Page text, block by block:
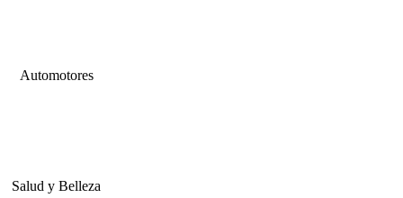
Automotores
Salud y Belleza